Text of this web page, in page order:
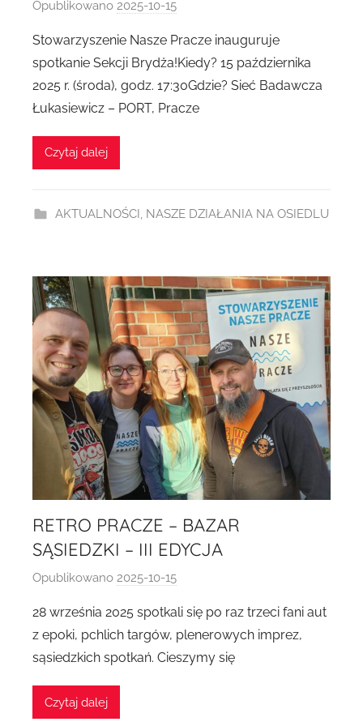
Opublikowano 2025-10-15
z
e
z
A
s
a
D
1
9
8
2
Stowarzyszenie Nasze Pracze inauguruje
spotkanie Sekcji Brydża!Kiedy? 15 października
2025 r. (środa), godz. 17:30Gdzie? Sieć Badawcza
Łukasiewicz – PORT, Pracze
Czytaj dalej
AKTUALNOŚCI, NASZE DZIAŁANIA NA OSIEDLU
RETRO PRACZE – BAZAR
SĄSIEDZKI – III EDYCJA
Opublikowano 2025-10-15
z
e
z
28 września 2025 spotkali się po raz trzeci fani aut
z epoki, pchlich targów, plenerowych imprez,
sąsiedzkich spotkań. Cieszymy się
Czytaj dalej